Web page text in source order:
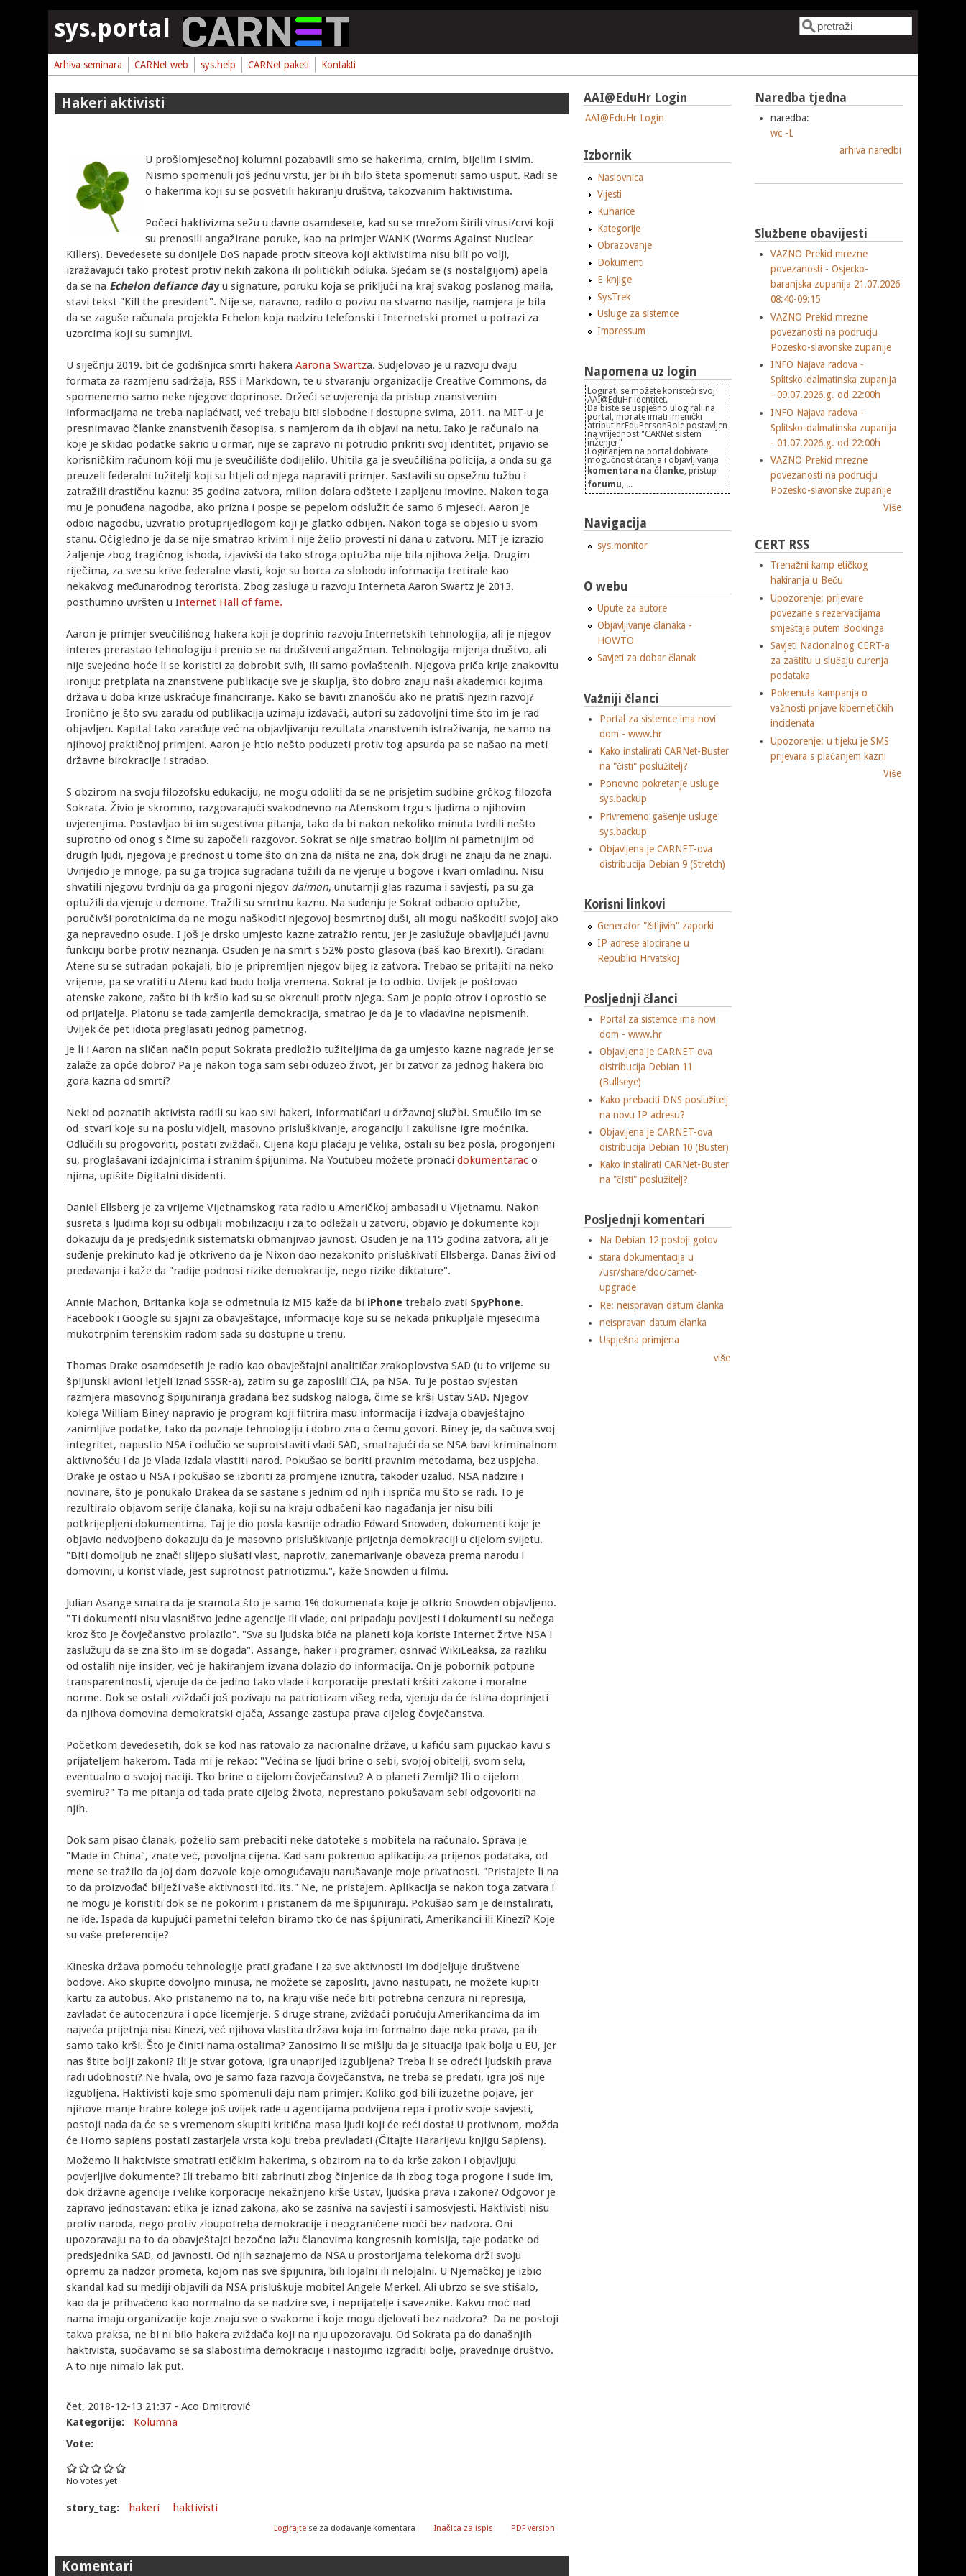
sys.portal Obrazac pretrage
Pretraga
Arhiva seminara CARNet web sys.help CARNet paketi Kontakti
Hakeri aktivisti
U prošlomjesečnoj kolumni pozabavili smo se hakerima, crnim, bijelim i sivim.
Nismo spomenuli još jednu vrstu, jer bi ih bilo šteta spomenuti samo usput. Radi se
o hakerima koji su se posvetili hakiranju društva, takozvanim haktivistima.
Počeci haktivizma sežu u davne osamdesete, kad su se mrežom širili virusi/crvi koji
su prenosili angažirane poruke, kao na primjer WANK (Worms Against Nuclear
Killers). Devedesete su donijele DoS napade protiv siteova koji aktivistima nisu bili po volji,
izražavajući tako protest protiv nekih zakona ili političkih odluka. Sjećam se (s nostalgijom) apela
da se na Echelon defiance dayu signature, poruku koja se priključi na kraj svakog poslanog maila,
stavi tekst "Kill the president". Nije se, naravno, radilo o pozivu na stvarno nasilje, namjera je bila
da se zaguše računala projekta Echelon koja nadziru telefonski i Internetski promet u potrazi za
uzorcima koji su sumnjivi.
U siječnju 2019. bit će godišnjica smrti hakeraAarona Swartza. Sudjelovao je u razvoju dvaju
formata za razmjenu sadržaja, RSS i Markdown, te u stvaranju organizacije Creative Commons, da
spomenemo samo neke njegove doprinose. Držeći se uvjerenja da pristup znanstvenim
informacijama ne treba naplaćivati, već trebaju biti slobodne i dostupne svima, 2011. na MIT-u je
presnimavao članke znanstvenih časopisa, s namjerom da ih objavi na netu. Iako je računalo na
koje je skidao podatke sakrio u ormar, nije se zapravo ni potrudio prikriti svoj identitet, prijavio se
korisničkim računom koji mu je sveučilište dodijelilo. Uhitila ga je sveučilišna policija, a onda su ga
preuzeli federalni tužitelji koji su htjeli od njega napraviti primjer. Sastavili su opsežnu tužbu i
zatražili drastičnu kaznu: 35 godina zatvora, milion dolara odštete i zapljenu imovine. Nakon toga
mu je ponuđena nagodba, ako prizna i pospe se pepelom odslužit će samo 6 mjeseci. Aaron je
odbio nagodbu, uzvratio protuprijedlogom koji je glatko odbijen. Nakon toga se objesio u svom
stanu. Očigledno je da se nije smatrao krivim i nije želio provesti ni dana u zatvoru. MIT je izrazio
žaljenje zbog tragičnog ishoda, izjavivši da tako stroga optužba nije bila njihova želja. Drugim
riječima, za sve su krive federalne vlasti, koje su borca za slobodu informacija tretirale kao
nekakvog međunarodnog terorista. Zbog zasluga u razvoju Interneta Aaron Swartz je 2013.
posthumno uvršten u Internet Hall of fame.
Aaron je primjer sveučilišnog hakera koji je doprinio razvoju Internetskih tehnologija, ali je njegov
interes prerastao tehnologiju i prenio se na društveni angažman. Tehnologija mijenja društvo, ali
nije svejedno hoće li se koristiti za dobrobit svih, ili samo povlaštenih. Njegova priča krije znakovitu
ironiju: pretplata na znanstvene publikacije sve je skuplja, što dobro znaju naši akademici kojima
država u doba krize uskraćuje financiranje. Kako se baviti znanošću ako ne pratiš njezin razvoj?
Ironično je što svu zaradu od publikacija uzimaju izdavači, autori su zadovoljni time što im je rad
objavljen. Kapital tako zarađuje već na objavljivanju rezultata znanstvenih istraživanja, ne samo na
njihovoj praktičnoj primjeni. Aaron je htio nešto poduzeti protiv tog apsurda pa se našao na meti
državne birokracije i stradao.
S obzirom na svoju filozofsku edukaciju, ne mogu odoliti da se ne prisjetim sudbine grčkog filozofa
Sokrata. Živio je skromno, razgovarajući svakodnevno na Atenskom trgu s ljudima o njihovim
uvjerenjima. Postavljao bi im sugestivna pitanja, tako da bi nakon nekoliko minuta tvrdili nešto
suprotno od onog s čime su započeli razgovor. Sokrat se nije smatrao boljim ni pametnijim od
drugih ljudi, njegova je prednost u tome što on zna da ništa ne zna, dok drugi ne znaju da ne znaju.
Uvrijedio je mnoge, pa su ga trojica sugrađana tužili da ne vjeruje u bogove i kvari omladinu. Nisu
shvatili njegovu tvrdnju da ga progoni njegov daimon, unutarnji glas razuma i savjesti, pa su ga
optužili da vjeruje u demone. Tražili su smrtnu kaznu. Na suđenju je Sokrat odbacio optužbe,
poručivši porotnicima da ne mogu naškoditi njegovoj besmrtnoj duši, ali mogu naškoditi svojoj ako
ga nepravedno osude. I još je drsko umjesto kazne zatražio rentu, jer je zaslužuje obavljajući javnu
funkciju borbe protiv neznanja. Osuđen je na smrt s 52% posto glasova (baš kao Brexit!). Građani
Atene su se sutradan pokajali, bio je pripremljen njegov bijeg iz zatvora. Trebao se pritajiti na neko
vrijeme, pa se vratiti u Atenu kad budu bolja vremena. Sokrat je to odbio. Uvijek je poštovao
atenske zakone, zašto bi ih kršio kad su se okrenuli protiv njega. Sam je popio otrov i oprostio se
od prijatelja. Platonu se tada zamjerila demokracija, smatrao je da je to vladavina nepismenih.
Uvijek će pet idiota preglasati jednog pametnog.
Je li i Aaron na sličan način poput Sokrata predložio tužiteljima da ga umjesto kazne nagrade jer se
zalaže za opće dobro? Pa je nakon toga sam sebi oduzeo život, jer bi zatvor za jednog hakera bio
gora kazna od smrti?
Neki od poznatih aktivista radili su kao sivi hakeri, informatičari u državnoj službi. Smučilo im se
od stvari koje su na poslu vidjeli, masovno prisluškivanje, aroganciju i zakulisne igre moćnika.
Odlučili su progovoriti, postati zviždači. Cijena koju plaćaju je velika, ostali su bez posla, progonjeni
su, proglašavani izdajnicima i stranim špijunima. Na Youtubeu možete pronaćidokumentarac o
njima, upišite Digitalni disidenti.
Daniel Ellsberg je za vrijeme Vijetnamskog rata radio u Američkoj ambasadi u Vijetnamu. Nakon
susreta s ljudima koji su odbijali mobilizaciju i za to odležali u zatvoru, objavio je dokumente koji
dokazuju da je predsjednik sistematski obmanjivao javnost. Osuđen je na 115 godina zatvora, ali je
suđenje prekinuto kad je otkriveno da je Nixon dao nezakonito prisluškivati Ellsberga. Danas živi od
predavanja i kaže da "radije podnosi rizike demokracije, nego rizike diktature".
Annie Machon, Britanka koja se odmetnula iz MI5 kaže da bi iPhone trebalo zvati SpyPhone.
Facebook i Google su sjajni za obavještajce, informacije koje su se nekada prikupljale mjesecima
mukotrpnim terenskim radom sada su dostupne u trenu.
Thomas Drake osamdesetih je radio kao obavještajni analitičar zrakoplovstva SAD (u to vrijeme su
špijunski avioni letjeli iznad SSSR-a), zatim su ga zaposlili CIA, pa NSA. Tu je postao svjestan
razmjera masovnog špijuniranja građana bez sudskog naloga, čime se krši Ustav SAD. Njegov
kolega William Biney napravio je program koji filtrira masu informacija i izdvaja obavještajno
zanimljive podatke, tako da poznaje tehnologiju i dobro zna o čemu govori. Biney je, da sačuva svoj
integritet, napustio NSA i odlučio se suprotstaviti vladi SAD, smatrajući da se NSA bavi kriminalnom
aktivnošću i da je Vlada izdala vlastiti narod. Pokušao se boriti pravnim metodama, bez uspjeha.
Drake je ostao u NSA i pokušao se izboriti za promjene iznutra, također uzalud. NSA nadzire i
novinare, što je ponukalo Drakea da se sastane s jednim od njih i ispriča mu što se radi. To je
rezultiralo objavom serije članaka, koji su na kraju odbačeni kao nagađanja jer nisu bili
potkrijepljeni dokumentima. Taj je dio posla kasnije odradio Edward Snowden, dokumenti koje je
objavio nedvojbeno dokazuju da je masovno prisluškivanje prijetnja demokraciji u cijelom svijetu.
"Biti domoljub ne znači slijepo slušati vlast, naprotiv, zanemarivanje obaveza prema narodu i
domovini, u korist vlade, jest suprotnost patriotizmu.", kaže Snowden u filmu.
Julian Asange smatra da je sramota što je samo 1% dokumenata koje je otkrio Snowden objavljeno.
"Ti dokumenti nisu vlasništvo jedne agencije ili vlade, oni pripadaju povijesti i dokumenti su nečega
kroz što je čovječanstvo prolazilo". "Sva su ljudska bića na planeti koja koriste Internet žrtve NSA i
zaslužuju da se zna što im se događa". Assange, haker i programer, osnivač WikiLeaksa, za razliku
od ostalih nije insider, već je hakiranjem izvana dolazio do informacija. On je pobornik potpune
transparentnosti, vjeruje da će jedino tako vlade i korporacije prestati kršiti zakone i moralne
norme. Dok se ostali zviždači još pozivaju na patriotizam višeg reda, vjeruju da će istina doprinjeti
da njihova domovina demokratski ojača, Assange zastupa prava cijelog čovječanstva.
Početkom devedesetih, dok se kod nas ratovalo za nacionalne države, u kafiću sam pijuckao kavu s
prijateljem hakerom. Tada mi je rekao: "Većina se ljudi brine o sebi, svojoj obitelji, svom selu,
eventualno o svojoj naciji. Tko brine o cijelom čovječanstvu? A o planeti Zemlji? Ili o cijelom
svemiru?" Ta me pitanja od tada prate cijelog života, neprestano pokušavam sebi odgovoriti na
njih.
Dok sam pisao članak, poželio sam prebaciti neke datoteke s mobitela na računalo. Sprava je
"Made in China", znate već, povoljna cijena. Kad sam pokrenuo aplikaciju za prijenos podataka, od
mene se tražilo da joj dam dozvole koje omogućavaju narušavanje moje privatnosti. "Pristajete li na
to da proizvođač bilježi vaše aktivnosti itd. its." Ne, ne pristajem. Aplikacija se nakon toga zatvara i
ne mogu je koristiti dok se ne pokorim i pristanem da me špijuniraju. Pokušao sam je deinstalirati,
ne ide. Ispada da kupujući pametni telefon biramo tko će nas špijunirati, Amerikanci ili Kinezi? Koje
su vaše preferencije?
Kineska država pomoću tehnologije prati građane i za sve aktivnosti im dodjeljuje društvene
bodove. Ako skupite dovoljno minusa, ne možete se zaposliti, javno nastupati, ne možete kupiti
kartu za autobus. Ako pristanemo na to, na kraju više neće biti potrebna cenzura ni represija,
zavladat će autocenzura i opće licemjerje. S druge strane, zviždači poručuju Amerikancima da im
najveća prijetnja nisu Kinezi, već njihova vlastita država koja im formalno daje neka prava, pa ih
samo tako krši. Što je činiti nama ostalima? Zanosimo li se mišlju da je situacija ipak bolja u EU, jer
nas štite bolji zakoni? Ili je stvar gotova, igra unaprijed izgubljena? Treba li se odreći ljudskih prava
radi udobnosti? Ne hvala, ovo je samo faza razvoja čovječanstva, ne treba se predati, igra još nije
izgubljena. Haktivisti koje smo spomenuli daju nam primjer. Koliko god bili izuzetne pojave, jer
njihove manje hrabre kolege još uvijek rade u agencijama podvijena repa i protiv svoje savjesti,
postoji nada da će se s vremenom skupiti kritična masa ljudi koji će reći dosta! U protivnom, možda
će Homo sapiens postati zastarjela vrsta koju treba prevladati (Čitajte Hararijevu knjigu Sapiens).
Možemo li haktiviste smatrati etičkim hakerima, s obzirom na to da krše zakon i objavljuju
povjerljive dokumente? Ili trebamo biti zabrinuti zbog činjenice da ih zbog toga progone i sude im,
dok državne agencije i velike korporacije nekažnjeno krše Ustav, ljudska prava i zakone? Odgovor je
zapravo jednostavan: etika je iznad zakona, ako se zasniva na savjesti i samosvjesti. Haktivisti nisu
protiv naroda, nego protiv zloupotreba demokracije i neograničene moći bez nadzora. Oni
upozoravaju na to da obavještajci bezočno lažu članovima kongresnih komisija, taje podatke od
predsjednika SAD, od javnosti. Od njih saznajemo da NSA u prostorijama telekoma drži svoju
opremu za nadzor prometa, kojom nas sve špijunira, bili lojalni ili nelojalni. U Njemačkoj je izbio
skandal kad su mediji objavili da NSA prisluškuje mobitel Angele Merkel. Ali ubrzo se sve stišalo,
kao da je prihvaćeno kao normalno da se nadzire sve, i neprijatelje i saveznike. Kakvu moć nad
nama imaju organizacije koje znaju sve o svakome i koje mogu djelovati bez nadzora? Da ne postoji
takva praksa, ne bi ni bilo hakera zviždača koji na nju upozoravaju. Od Sokrata pa do današnjih
haktivista, suočavamo se sa slabostima demokracije i nastojimo izgraditi bolje, pravednije društvo.
A to nije nimalo lak put.
čet, 2018-12-13 21:37 - Aco Dmitrović
Kategorije:
Kolumna
Vote:
No votes yet
story_tag: hakeri haktivisti
Logirajte se za dodavanje komentara Inačica za ispis PDF version
Komentari
AAI@EduHr Login
AAI@EduHr Login
Izbornik
Naslovnica
Vijesti
Kuharice
Kategorije
Obrazovanje
Dokumenti
E-knjige
SysTrek
Usluge za sistemce
Impressum
Napomena uz login
Logirati se možete koristeći svoj
AAI@EduHr identitet.
Da biste se uspješno ulogirali na
portal, morate imati imenički
atribut hrEduPersonRole postavljen
na vrijednost "CARNet sistem
inženjer"
Logiranjem na portal dobivate
mogućnost čitanja i objavljivanja
komentara na članke, pristup
forumu, ...
Navigacija
sys.monitor
O webu
Upute za autore
Objavljivanje članaka -
HOWTO
Savjeti za dobar članak
Važniji članci
Portal za sistemce ima novi
dom - www.hr
Kako instalirati CARNet-Buster
na "čisti" poslužitelj?
Ponovno pokretanje usluge
sys.backup
Privremeno gašenje usluge
sys.backup
Objavljena je CARNET-ova
distribucija Debian 9 (Stretch)
Korisni linkovi
Generator "čitljivih" zaporki
IP adrese alocirane u
Republici Hrvatskoj
Posljednji članci
Portal za sistemce ima novi
dom - www.hr
Objavljena je CARNET-ova
distribucija Debian 11
(Bullseye)
Kako prebaciti DNS poslužitelj
na novu IP adresu?
Objavljena je CARNET-ova
distribucija Debian 10 (Buster)
Kako instalirati CARNet-Buster
na "čisti" poslužitelj?
Posljednji komentari
Na Debian 12 postoji gotov
stara dokumentacija u
/usr/share/doc/carnet-
upgrade
Re: neispravan datum članka
neispravan datum članka
Uspješna primjena
više
Naredba tjedna
naredba:
wc -L
arhiva naredbi
Službene obavijesti
VAZNO Prekid mrezne
povezanosti - Osjecko-
baranjska zupanija 21.07.2026
08:40-09:15
VAZNO Prekid mrezne
povezanosti na podrucju
Pozesko-slavonske zupanije
INFO Najava radova -
Splitsko-dalmatinska zupanija
- 09.07.2026.g. od 22:00h
INFO Najava radova -
Splitsko-dalmatinska zupanija
- 01.07.2026.g. od 22:00h
VAZNO Prekid mrezne
povezanosti na podrucju
Pozesko-slavonske zupanije
Više
CERT RSS
Trenažni kamp etičkog
hakiranja u Beču
Upozorenje: prijevare
povezane s rezervacijama
smještaja putem Bookinga
Savjeti Nacionalnog CERT-a
za zaštitu u slučaju curenja
podataka
Pokrenuta kampanja o
važnosti prijave kibernetičkih
incidenata
Upozorenje: u tijeku je SMS
prijevara s plaćanjem kazni
Više